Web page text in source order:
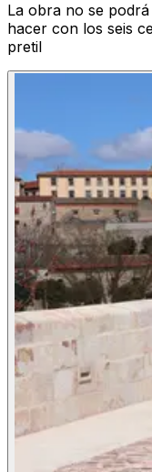
La obra no se
hacer con los seis
pretil